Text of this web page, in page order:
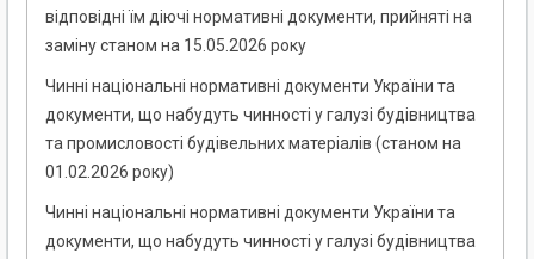
відповідні їм діючі нормативні документи, прийняті на
заміну станом на 15.05.2026 року
Чинні національні нормативні документи України та
документи, що набудуть чинності у галузі будівництва
та промисловості будівельних матеріалів (станом на
01.02.2026 року)
Чинні національні нормативні документи України та
документи, що набудуть чинності у галузі будівництва